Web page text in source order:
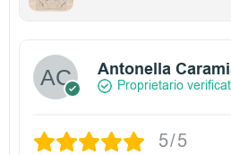
Antonella
Proprietario
5/5